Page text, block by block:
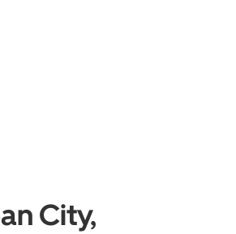
City,